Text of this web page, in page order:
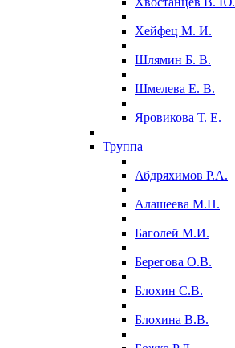
Хейфец М. И.
Шлямин Б. В.
Шмелева Е. В.
Яровикова Т. Е.
Труппа
Абдряхимов Р.А.
Алашеева М.П.
Баголей М.И.
Берегова О.В.
Блохин С.В.
Блохина В.В.